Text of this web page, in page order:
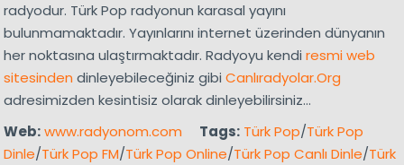
radyodur. Türk Pop radyonun karasal yayını
bulunmamaktadır. Yayınlarını internet üzerinden dünyanın
her noktasına ulaştırmaktadır. Radyoyu kendi resmi web
sitesinden dinleyebileceğiniz gibi Canlıradyolar.Org
adresimizden kesintisiz olarak dinleyebilirsiniz…
Web:www.radyonom.com Tags: Türk Pop/Türk Pop
Dinle/Türk Pop FM/Türk Pop Online/Türk Pop Canlı Dinle/Türk